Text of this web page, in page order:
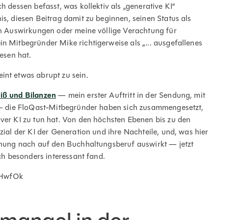
dessen befasst, was kollektiv als „generative KI“
diesen Beitrag damit zu beginnen, seinen Status als
Auswirkungen oder meine völlige Verachtung für
Mitbegründer Mike richtigerweise als „... ausgefallenes
hat.
etwas abrupt zu sein.
und Bilanzen— mein erster Auftritt in der Sendung, mit
FloQast-Mitbegründer haben sich zusammengesetzt,
KI zu tun hat. Von den höchsten Ebenen bis zu den
der KI der Generation und ihre Nachteile, und, was hier
nach auf den Buchhaltungsberuf auswirkt — jetzt
besonders interessant fand.